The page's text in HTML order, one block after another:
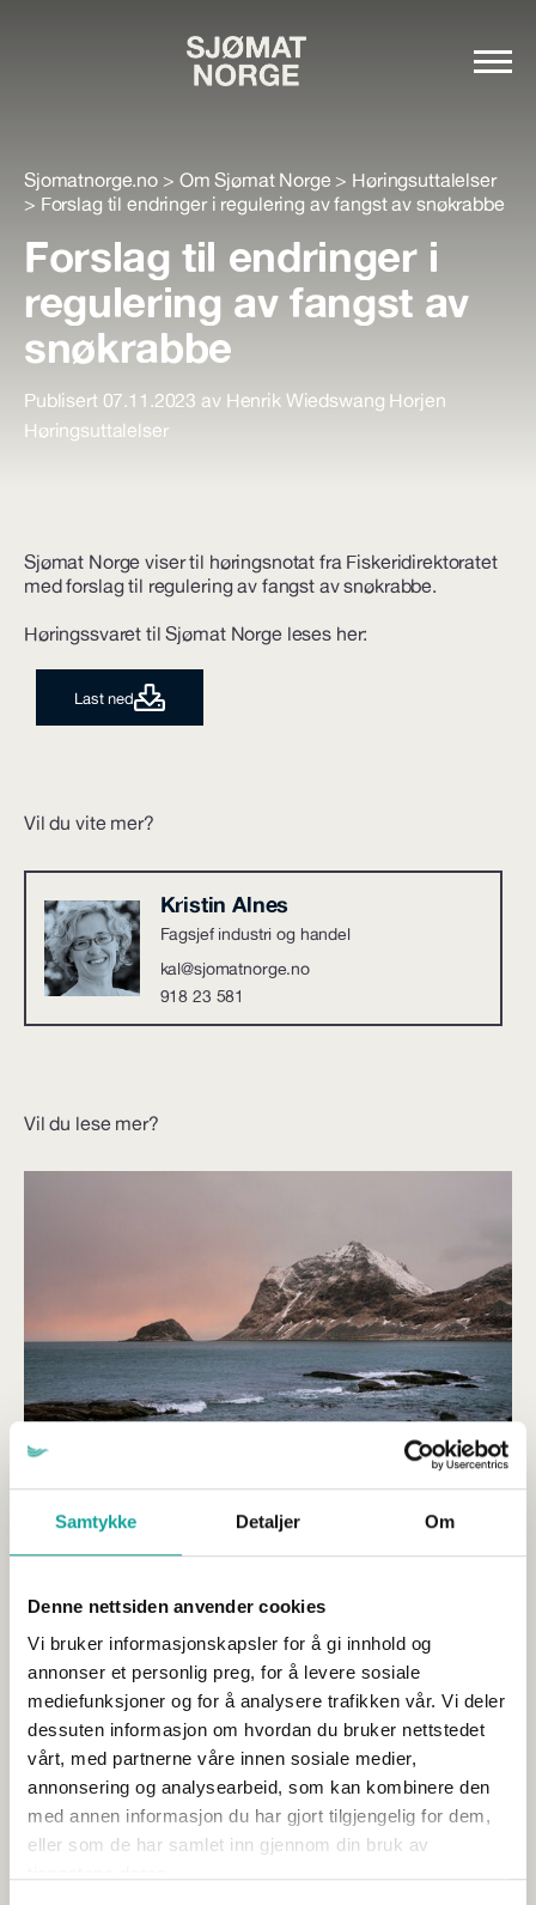
Samtykke Detaljer Om
Denne nettsiden anvender cookies
Vi bruker informasjonskapsler for å gi innhold og
annonser et personlig preg, for å levere sosiale
mediefunksjoner og for å analysere trafikken vår. Vi deler
dessuten informasjon om hvordan du bruker nettstedet
vårt, med partnerne våre innen sosiale medier,
annonsering og analysearbeid, som kan kombinere den
med annen informasjon du har gjort tilgjengelig for dem,
eller som de har samlet inn gjennom din bruk av
Sjomatnorge.no > Om Sjømat Norge > Høringsuttalelser
> Forslag til endringer i regulering av fangst av snøkrabbe
Forslag til endringer i
regulering av fangst av
snøkrabbe
Publisert 07.11.2023 av Henrik Wiedswang Horjen
Høringsuttalelser
Sjømat Norge viser til høringsnotat fra Fiskeridirektoratet
med forslag til regulering av fangst av snøkrabbe.
Høringssvaret til Sjømat Norge leses her:
Last ned
Vil du vite mer?
Kristin Alnes
Fagsjef industri og handel
kal@sjomatnorge.no
918 23 581
Vil du lese mer?
helligdagsgodtgjørelse
Publisert 07.11.2023
Høringsuttalelser
De nye satsene for helligdagsgodtgjørelse i
Fiskeindustrioverenskomsten (B-ordningen): Vedlagt følger de
nye satsene for helligdagsgodtgjørelse og trekkbeløpene...